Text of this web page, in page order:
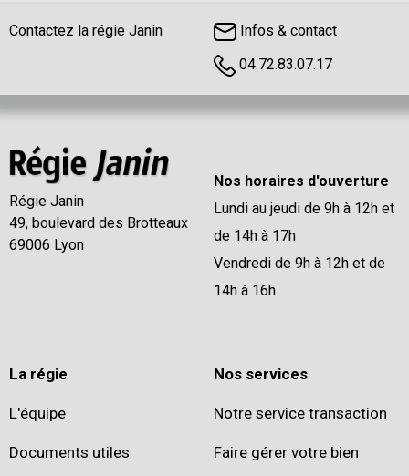
Contactez la régie Janin
Infos & contact
04.72.83.07.17
Régie Janin
49, boulevard des Brotteaux
69006 Lyon
Nos horaires d'ouverture
Lundi au jeudi de 9h à 12h et
de 14h à 17h
Vendredi de 9h à 12h et de
14h à 16h
La régie
L'équipe
Documents utiles
Nos services
Notre service transaction
Faire gérer votre bien